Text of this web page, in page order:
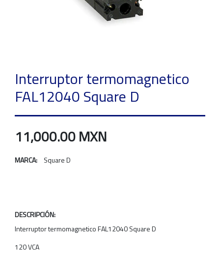
Interruptor termomagnetico
FAL12040 Square D
11,000.00 MXN
MARCA: Square D
DESCRIPCIÓN:
Interruptor termomagnetico FAL12040 Square D
120 VCA